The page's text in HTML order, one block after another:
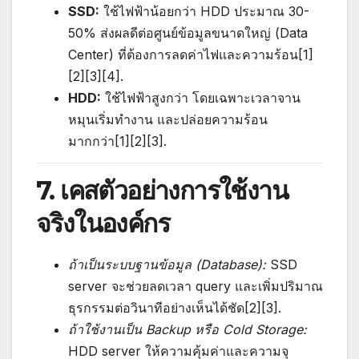
SSD: ใช้ไฟฟ้าน้อยกว่า HDD ประมาณ 30-
50% ส่งผลดีต่อศูนย์ข้อมูลขนาดใหญ่ (Data
Center) ที่ต้องการลดค่าไฟและความร้อน[1]
[2][3][4].
HDD: ใช้ไฟฟ้าสูงกว่า โดยเฉพาะเวลาจาน
หมุนเริ่มทำงาน และปล่อยความร้อน
มากกว่า[1][2][3].
7. เคสตัวอย่างการใช้งาน
จริงในองค์กร
ถ้าเป็นระบบฐานข้อมูล (Database):SSD
server จะช่วยลดเวลา query และเพิ่มปริมาณ
ธุรกรรมต่อวินาทีอย่างเห็นได้ชัด[2][3].
ถ้าใช้งานเป็น Backup หรือ Cold Storage:
HDD server ให้ความคุ้มค่าและความจุ